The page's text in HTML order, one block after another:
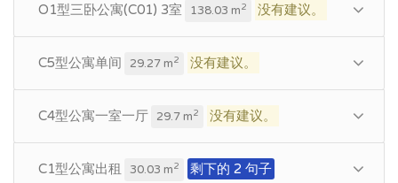
O1型三卧公寓(C01) 3室 138.03 m2 没有建议。
C5型公寓单间 29.27 m2 没有建议。
C4型公寓一室一厅 29.7 m2 没有建议。
C1型公寓出租 30.03 m2 剩下的 2 句子